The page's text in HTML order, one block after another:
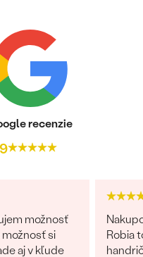
recenzie
možnosť
si
aj v kľude
Robia